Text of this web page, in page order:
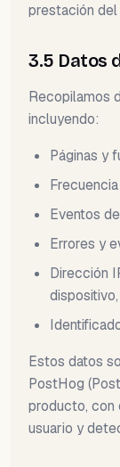
prestación
3.5 Datos
Recopilamos
incluyendo:
Páginas y
Eventos
Errores y
Dirección
Estos datos
PostHog
producto, con
usuario y